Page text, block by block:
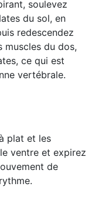
soulevez
du sol, en
redescendez
muscles du dos,
ce qui est
vertébrale.
plat et les
ventre et expirez
de